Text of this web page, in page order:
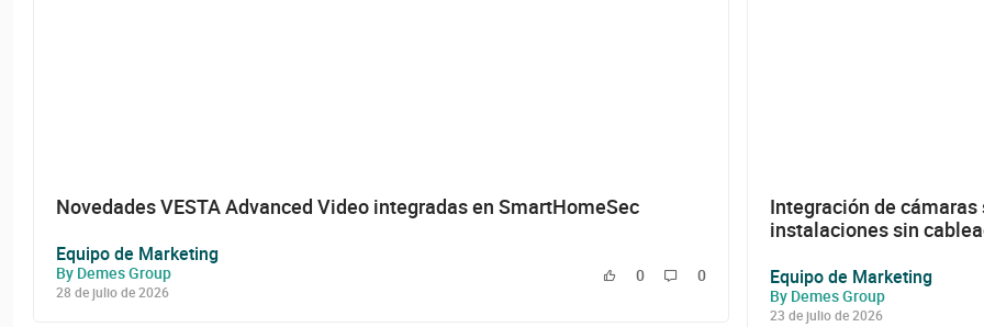
Novedades VESTA Advanced Video integradas en SmartHomeSec
Equipo de Marketing
By Demes Group
28 de julio de 2026
0 0
Integración de
instalaciones sin
Equipo de Marketing
By Demes Group
23 de julio de 2026